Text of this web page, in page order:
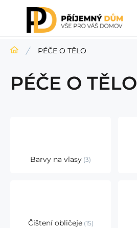
PÉČE O TĚLO
PÉČE O TĚLO
Barvy na vlasy 3
Čištení obličeje 15